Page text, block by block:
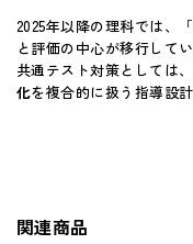
2025年以降の理科では、
と評価の中心が移行してい
共通テスト対策としては、
化を複合的に扱う指導設
関連商品